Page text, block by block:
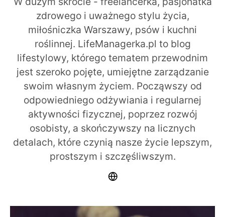
zdrowego i uważnego stylu życia,
miłośniczka Warszawy, psów i kuchni
roślinnej. LifeManagerka.pl to blog
lifestylowy, którego tematem przewodnim
jest szeroko pojęte, umiejętne zarządzanie
swoim własnym życiem. Począwszy od
odpowiedniego odżywiania i regularnej
aktywności fizycznej, poprzez rozwój
osobisty, a skończywszy na licznych
detalach, które czynią nasze życie lepszym,
prostszym i szczęśliwszym.